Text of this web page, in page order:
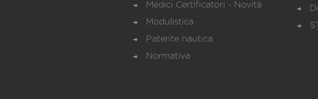
Medici Certificatori - Novità
Modulistica
Patente nautica
Normativa